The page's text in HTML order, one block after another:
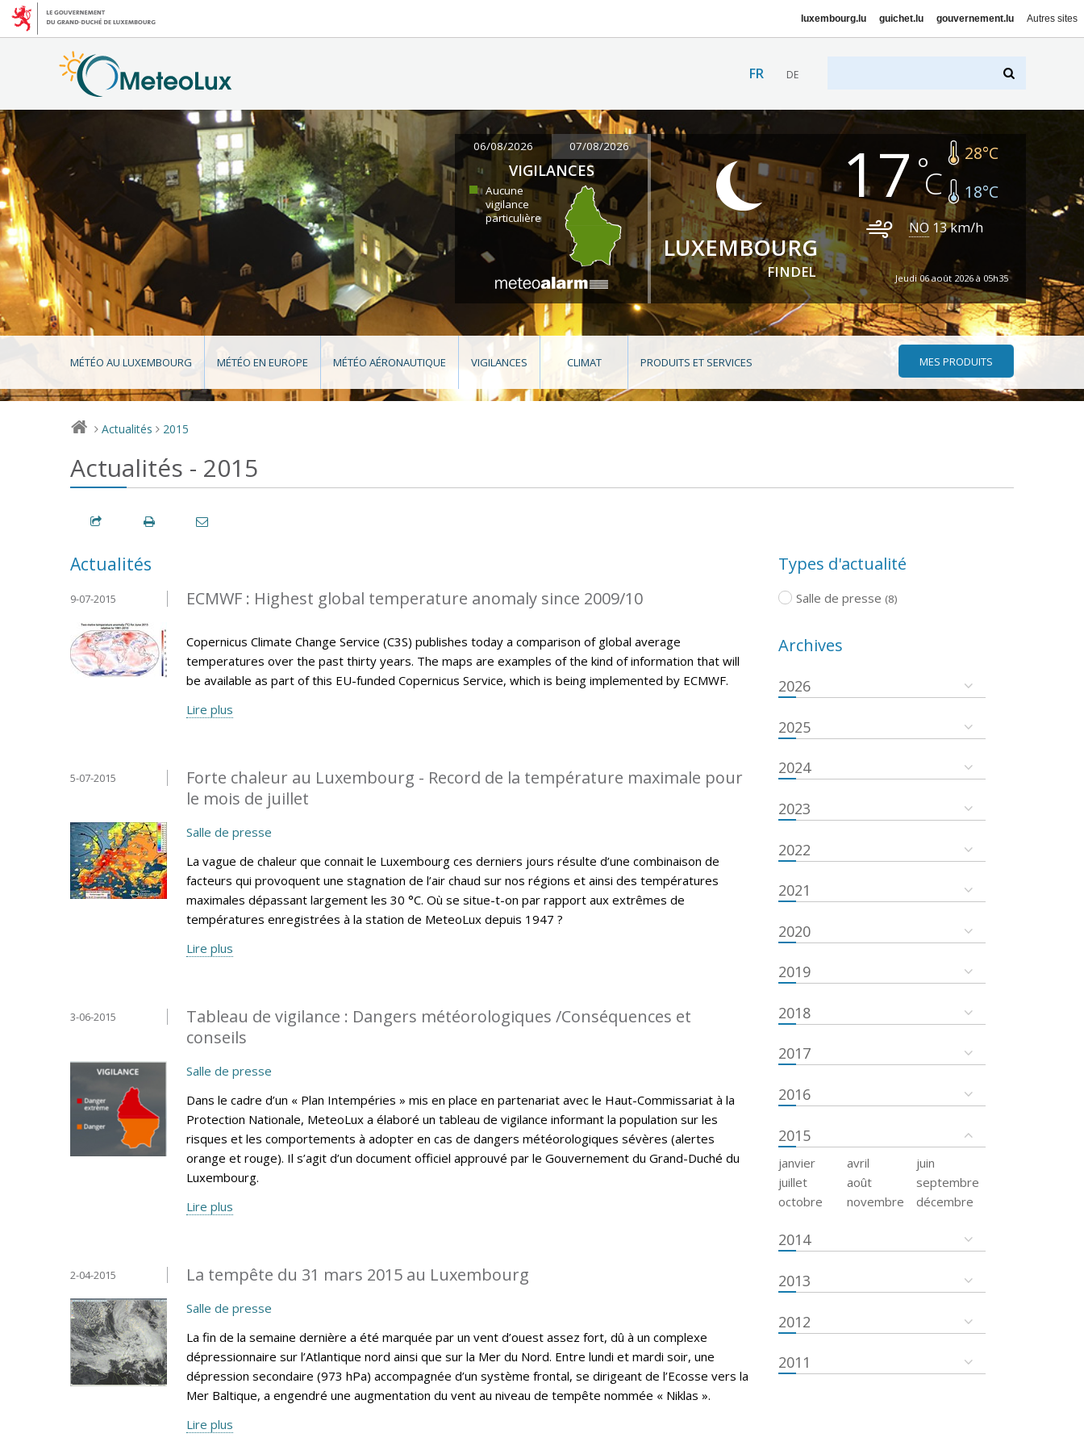
luxembourg.lu guichet.lu gouvernement.lu Autres sites
FR DE
06/08/2026 07/08/2026
VIGILANCES
Aucune
vigilance
particulière
LUXEMBOURG
FINDEL
17 28°C
18°C
NO 13km/h
Jeudi 06 août 2026 à 05h35
MÉTÉO AU LUXEMBOURG MÉTÉO EN EUROPE MÉTÉO AÉRONAUTIQUE VIGILANCES CLIMAT PRODUITS ET SERVICES MES PRODUITS
> Actualités > 2015
Actualités - 2015
Actualités
ECMWF : Highest global temperature anomaly since 2009/10
9-07-2015
Copernicus Climate Change Service (C3S) publishes today a comparison of global average
temperatures over the past thirty years. The maps are examples of the kind of information that will
be available as part of this EU-funded Copernicus Service, which is being implemented by ECMWF.
Lire plus
Forte chaleur au Luxembourg - Record de la température maximale pour
le mois de juillet
5-07-2015
Salle de presse
La vague de chaleur que connait le Luxembourg ces derniers jours résulte d’une combinaison de
facteurs qui provoquent une stagnation de l’air chaud sur nos régions et ainsi des températures
maximales dépassant largement les 30 °C. Où se situe-t-on par rapport aux extrêmes de
températures enregistrées à la station de MeteoLux depuis 1947 ?
Lire plus
Tableau de vigilance : Dangers météorologiques /Conséquences et
conseils
3-06-2015
Salle de presse
Dans le cadre d’un « Plan Intempéries » mis en place en partenariat avec le Haut-Commissariat à la
Protection Nationale, MeteoLux a élaboré un tableau de vigilance informant la population sur les
risques et les comportements à adopter en cas de dangers météorologiques sévères (alertes
orange et rouge). Il s’agit d’un document officiel approuvé par le Gouvernement du Grand-Duché du
Luxembourg.
Lire plus
La tempête du 31 mars 2015 au Luxembourg
2-04-2015
Salle de presse
La fin de la semaine dernière a été marquée par un vent d’ouest assez fort, dû à un complexe
dépressionnaire sur l’Atlantique nord ainsi que sur la Mer du Nord. Entre lundi et mardi soir, une
dépression secondaire (973 hPa) accompagnée d’un système frontal, se dirigeant de l’Ecosse vers la
Mer Baltique, a engendré une augmentation du vent au niveau de tempête nommée « Niklas ».
Lire plus
Types d'actualité
Salle de presse (8)
Archives
2026
2025
2024
2023
2022
2021
2020
2019
2018
2017
2016
2015
janvier avril
juin
juillet
août
septembre
octobre
novembre décembre
2014
2013
2012
2011